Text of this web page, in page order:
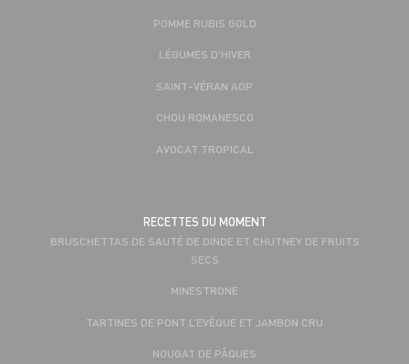
POMME RUBIS GOLD
LÉGUMES D'HIVER
SAINT-VÉRAN AOP
CHOU ROMANESCO
AVOCAT TROPICAL
RECETTES DU MOMENT
BRUSCHETTAS DE SAUTÉ DE DINDE ET CHUTNEY DE FRUITS
SECS
MINESTRONE
TARTINES DE PONT L’EVÊQUE ET JAMBON CRU
NOUGAT DE PÂQUES